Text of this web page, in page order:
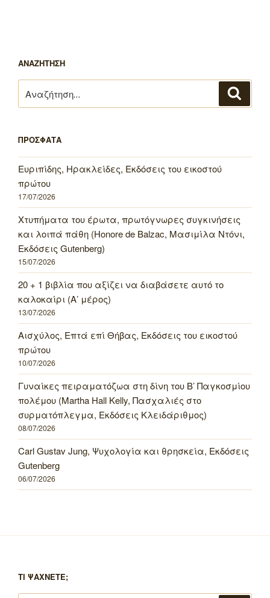
ΑΝΑΖΗΤΗΣΗ
για:
ΠΡΟΣΦΑΤΑ
Ευριπίδης, Ηρακλείδες, Εκδόσεις του εικοστού
πρώτου
17/07/2026
Χτυπήματα του έρωτα, πρωτόγνωρες συγκινήσεις
και λοιπά πάθη (Honore de Balzac, Μασιμίλα Ντόνι,
Εκδόσεις Gutenberg)
15/07/2026
20 + 1 βιβλία που αξίζει να διαβάσετε αυτό το
καλοκαίρι (Α’ μέρος)
13/07/2026
Αισχύλος, Επτά επί Θήβας, Εκδόσεις του εικοστού
πρώτου
10/07/2026
Γυναίκες πειραματόζωα στη δίνη του Β’ Παγκοσμίου
πολέμου (Martha Hall Kelly, Πασχαλιές στο
συρματόπλεγμα, Εκδόσεις Κλειδάριθμος)
08/07/2026
Carl Gustav Jung, Ψυχολογία και θρησκεία, Εκδόσεις
Gutenberg
06/07/2026
ΤΙ ΨΑΧΝΕΤΕ;